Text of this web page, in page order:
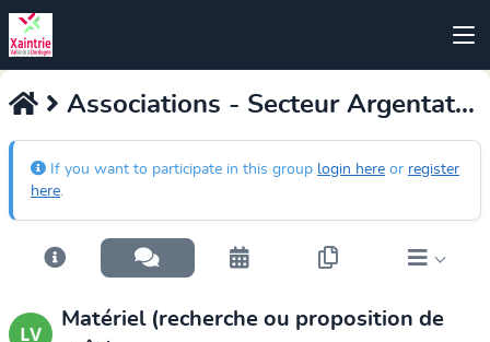
Associations - Secteur Argentat Sur Dordogne
If you want to participate in this group login here or register
here.
Matériel (recherche ou proposition de